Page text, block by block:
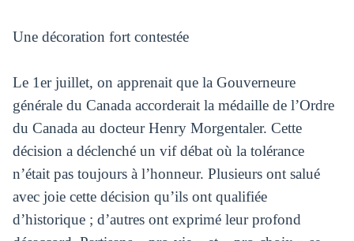
Une décoration fort contestée
Le 1er juillet, on apprenait que la Gouverneure
générale du Canada accorderait la médaille de l’Ordre
du Canada au docteur Henry Morgentaler. Cette
décision a déclenché un vif débat où la tolérance
n’était pas toujours à l’honneur. Plusieurs ont salué
avec joie cette décision qu’ils ont qualifiée
d’historique ; d’autres ont exprimé leur profond